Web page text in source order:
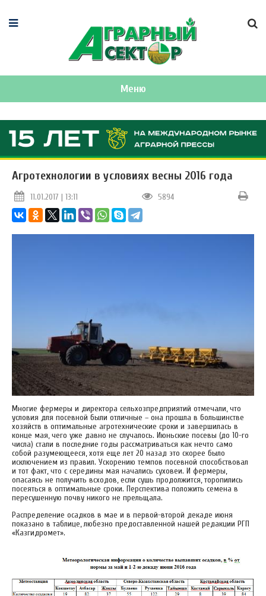
Меню
Агротехнологии в условиях весны 2016 года
11.01.2017 | 13:11 5894
Многие фермеры и директора сельхозпредприятий отмечали, что
условия для посевной были отличные – она прошла в большинстве
хозяйств в оптимальные агротехнические сроки и завершилась в
конце мая, чего уже давно не случалось. Июньские посевы (до 10-го
числа) стали в последние годы рассматриваться как нечто само
собой разумеющееся, хотя еще лет 20 назад это скорее было
исключением из правил. Ускорению темпов посевной способствовал
и тот факт, что с середины мая начались суховеи. И фермеры,
опасаясь не получить всходов, если сушь продолжится, торопились
посеяться в оптимальные сроки. Перспектива положить семена в
пересушенную почву никого не прельщала.
Распределение осадков в мае и в первой-второй декаде июня
показано в таблице, любезно предоставленной нашей редакции РГП
«Казгидромет».